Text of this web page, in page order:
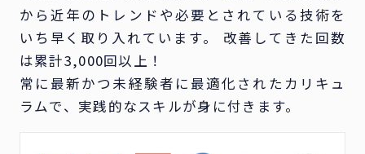
から近年のトレンドや必要とされている技術を
いち早く取り入れています。 改善してきた回数
は累計3,000回以上！
常に最新かつ未経験者に最適化されたカリキュ
ラムで、実践的なスキルが身に付きます。